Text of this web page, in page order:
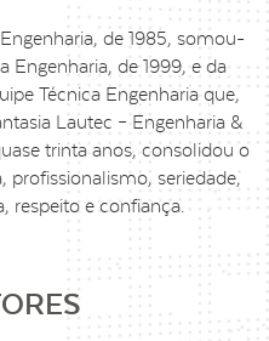
de 1985, somou-
Engenharia, de 1999, e da
Técnica Engenharia que,
Lautec – Engenharia &
trinta anos, consolidou o
profissionalismo, seriedade,
respeito e confiança.